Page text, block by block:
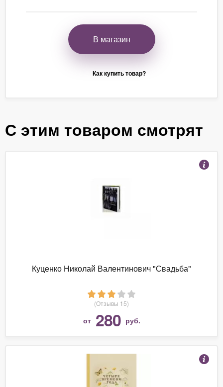
В магазин
Как купить товар?
С этим товаром смотрят
Куценко Николай Валентинович "Свадьба"
(Отзывы 15)
от 280 руб.